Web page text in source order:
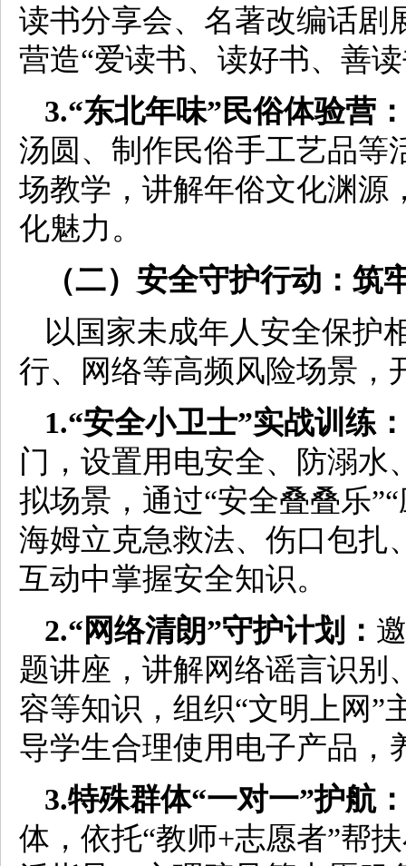
读书分享会、名著改编话剧
营造“爱读书、读好书、善
3.“东北年味”民俗体验营：
汤圆、制作民俗手工艺品等
场教学，讲解年俗文化渊源
化魅力。
（二）安全守护行动：筑
以国家未成年人安全保护
行、网络等高频风险场景，
1.“安全小卫士”实战训练：
门，设置用电安全、防溺水
拟场景，通过“安全叠叠乐
海姆立克急救法、伤口包扎
互动中掌握安全知识。
2.“网络清朗”守护计划：
题讲座，讲解网络谣言识别
容等知识，组织“文明上网”
导学生合理使用电子产品，
3.特殊群体“一对一”护航：
体，依托“教师+志愿者”帮